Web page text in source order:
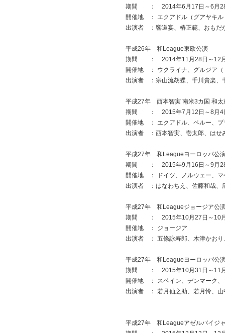
期間 ： 2014年6月17日～6月
開催地 ： エクアドル（グアヤキル
出演者 ：響道宴、椿正範、おもだ
平成26年 和League東欧公演
期間 ： 2014年11月28日～12
開催地 ： ウクライナ、グルジア（
出演者 ：宗山流胡蝶、千川貴楽、
平成27年 西本智実 南米3カ国 和太
期間 ： 2015年7月12日～8月4
開催地 ： エクアドル、ペルー、ブ
出演者 ：西本智実、壱太郎、はせ
平成27年 和Leagueヨーロッパ公
期間 ： 2015年9月16日～9月
開催地 ： ドイツ、ノルウェー、マ
出演者 ：はなわちえ、佐藤和哉、
平成27年 和Leagueジョージア公
期間 ： 2015年10月27日～10
開催地 ： ジョージア
出演者 ： 五條詠寿郎、木津かおり
平成27年 和Leagueヨーロッパ公
期間 ： 2015年10月31日～11
開催地 ： スペイン、デンマーク、
出演者 ： 若月仙之助、若月怜、山
平成27年 和Leagueアゼルバイジ